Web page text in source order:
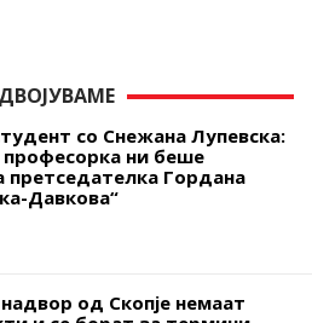
со Снежана Лупевска:
ни беше
претседателка Гордана
Давкова“
од Скопје немаат